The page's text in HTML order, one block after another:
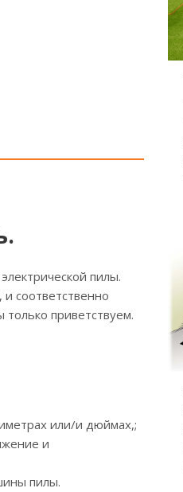
пилы.
соответственно
приветствуем.
или/и дюймах,;
и
пилы.